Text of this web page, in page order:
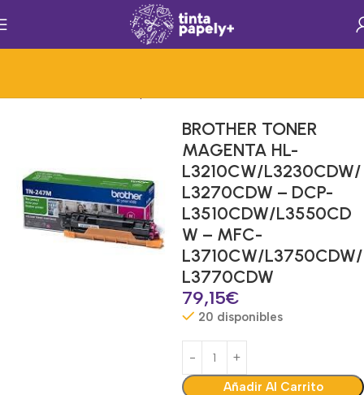
BROTHER TONER
MAGENTA HL-
L3210CW/L3230CDW/
L3270CDW – DCP-
L3510CDW/L3550CD
W – MFC-
L3710CW/L3750CDW/
L3770CDW
79,15€
20 disponibles
Añadir Al Carrito